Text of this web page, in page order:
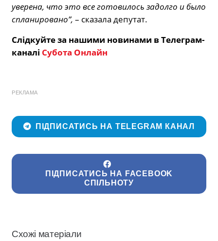
уверена, что это все готовилось задолго и было
спланировано”, – сказала депутат.
Слідкуйте за нашими новинами в Телеграм-
каналі Субота Онлайн
РЕКЛАМА
ПІДПИСАТИСЬ НА TELEGRAM КАНАЛ
ПІДПИСАТИСЬ НА FACEBOOK
СПІЛЬНОТУ
Схожі матеріали